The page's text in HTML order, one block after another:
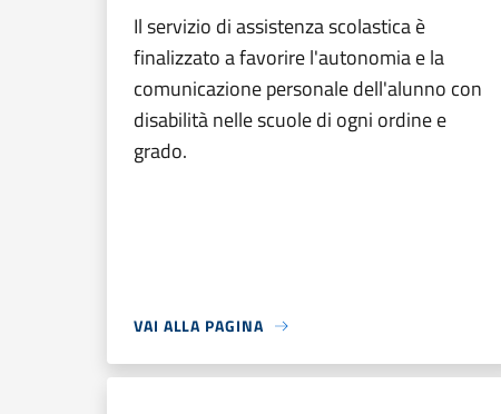
Il servizio di assistenza scolastica è
finalizzato a favorire l'autonomia e la
comunicazione personale dell'alunno con
disabilità nelle scuole di ogni ordine e
grado.
VAI ALLA PAGINA